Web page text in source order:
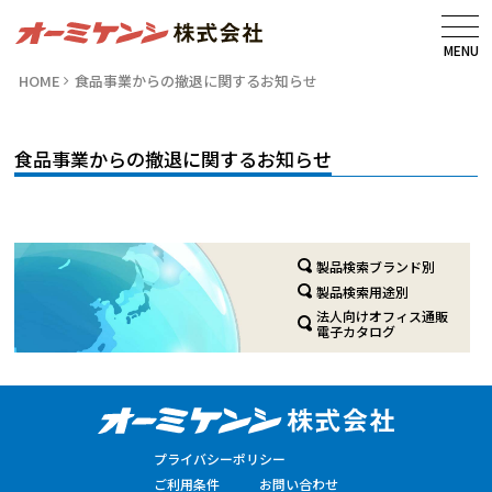
MENU
HOME 食品事業からの撤退に関するお知らせ
食品事業からの撤退に関するお知らせ
製品検索ブランド別
製品検索用途別
法人向けオフィス通販
電子カタログ
プライバシーポリシー
ご利用条件
お問い合わせ